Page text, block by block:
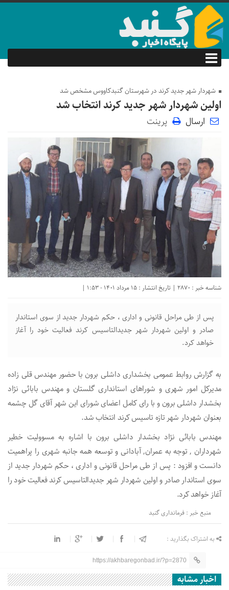
شهردار شهر جدید کرند در شهرستان گنبدکاووس مشخص شد
اولین شهردار شهر جدید کرند انتخاب شد
ارسال پرینت
شناسه خبر : 2870 | تاریخ انتشار : 15 مرداد 1401 - 1:53 |
پس از طی مراحل قانونی و اداری ، حکم شهردار جدید از سوی استاندار
صادر و اولین شهردار شهر جدیدالتاسیس کرند فعالیت خود را آغاز
خواهد کرد.
به گزارش روابط عمومی بخشداری داشلی برون با حضور مهندس قلی زاده
مدیرکل امور شهری و شوراهای استانداری گلستان و مهندس بابائی نژاد
بخشدار داشلی برون و با رای کامل اعضای شورای این شهر آقای گل چشمه
بعنوان شهردار شهر تازه تاسیس کرند انتخاب شد.
مهندس بابائی نژاد بخشدار داشلی برون با اشاره به مسوولیت خطیر
شهرداران , توجه به عمران, آبادانی و توسعه همه جانبه شهری را پراهمیت
دانست و افزود : پس از طی مراحل قانونی و اداری ، حکم شهردار جدید از
سوی استاندار صادر و اولین شهردار شهر جدیدالتاسیس کرند فعالیت خود را
آغاز خواهد کرد.
منبع خبر : فرمانداری گنبد
به اشتراک بگذارید :
https://akhbaregonbad.ir/?p=2870
اخبار مشابه